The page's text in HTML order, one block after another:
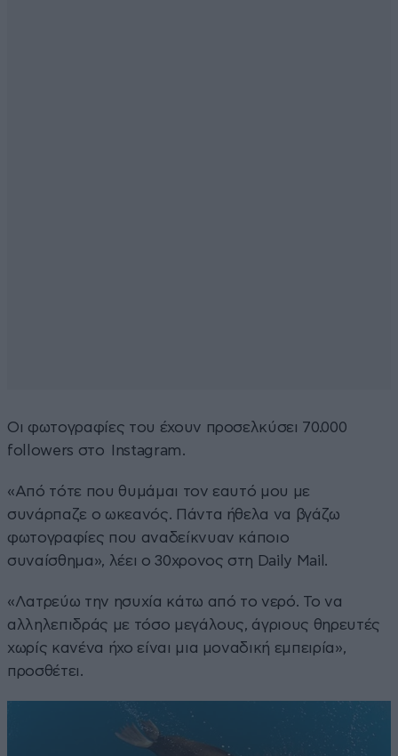
Οι φωτογραφίες του έχουν προσελκύσει 70.000
followers στο Instagram.
«Από τότε που θυμάμαι τον εαυτό μου με
συνάρπαζε ο ωκεανός. Πάντα ήθελα να βγάζω
φωτογραφίες που αναδείκνυαν κάποιο
συναίσθημα», λέει ο 30χρονος στη Daily Mail.
«Λατρεύω την ησυχία κάτω από το νερό. Το να
αλληλεπιδράς με τόσο μεγάλους, άγριους θηρευτές
χωρίς κανένα ήχο είναι μια μοναδική εμπειρία»,
προσθέτει.